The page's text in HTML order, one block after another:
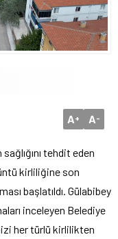
A+ A-
tehdit eden
kirliliğine son
başlatıldı. Gülabibey
inceleyen Belediye
her türlü kirlilikten